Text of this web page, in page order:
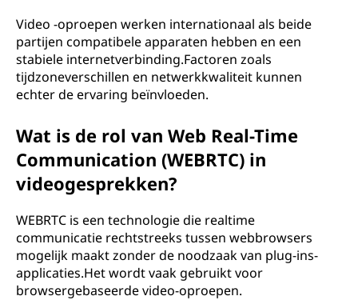
Video -oproepen werken internationaal als beide
partijen compatibele apparaten hebben en een
stabiele internetverbinding.Factoren zoals
tijdzoneverschillen en netwerkkwaliteit kunnen
echter de ervaring beïnvloeden.
Wat is de rol van Web Real-Time
Communication (WEBRTC) in
videogesprekken?
WEBRTC is een technologie die realtime
communicatie rechtstreeks tussen webbrowsers
mogelijk maakt zonder de noodzaak van plug-ins-
applicaties.Het wordt vaak gebruikt voor
browsergebaseerde video-oproepen.